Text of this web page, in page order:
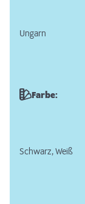
Ungarn
Farbe:
Schwarz, Weiß